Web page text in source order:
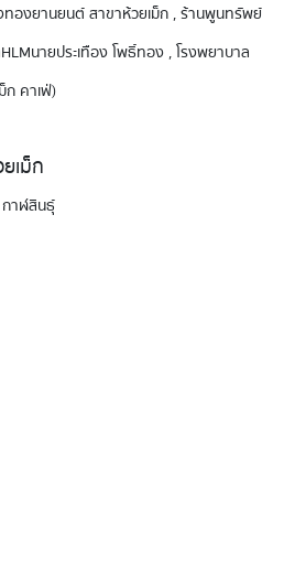
ทองยานยนต์ สาขาห้วยเม็ก , ร้านพูนทรัพย์
นายประเทือง โพธิ์ทอง , โรงพยาบาล
ก คาเฟ่)
เม็ก
กาฬสินธุ์